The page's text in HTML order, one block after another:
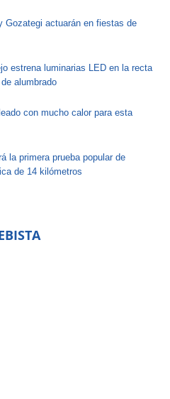
Gozategi actuarán en fiestas de
estrena luminarias LED en la recta
alumbrado
con mucho calor para esta
la primera prueba popular de
de 14 kilómetros